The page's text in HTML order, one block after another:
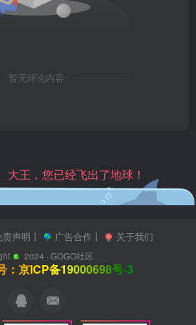
暂无评论内容
大王，您已经飞出了地球！
责声明 丨 广告合作丨 关于我们
2024 ·GOGO社区
：京ICP备19000698号-3